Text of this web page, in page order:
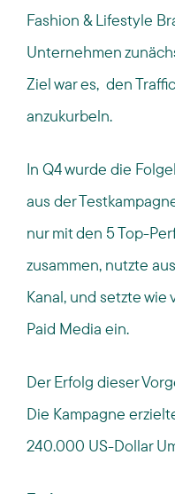
Fashion & Lifestyle
Unternehmen
Ziel war es, den
anzukurbeln.
In Q4 wurde die
aus der
nur mit den 5 Top-
zusammen, nutzte
Kanal, und setzte
Paid Media ein.
Der Erfolg dieser
Die Kampagne
240.000 US-Dollar